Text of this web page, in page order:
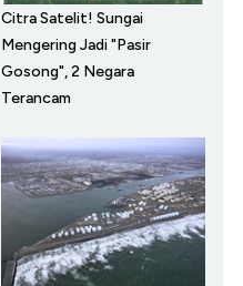
Citra Satelit! Sungai
Mengering Jadi "Pasir
Gosong", 2 Negara
Terancam